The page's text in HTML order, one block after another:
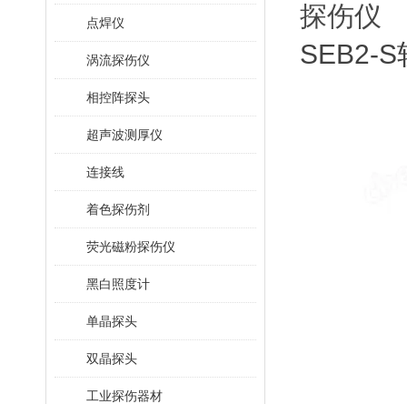
点焊仪
涡流探伤仪
相控阵探头
超声波测厚仪
连接线
着色探伤剂
荧光磁粉探伤仪
黑白照度计
单晶探头
双晶探头
工业探伤器材
探伤仪
SEB2-S